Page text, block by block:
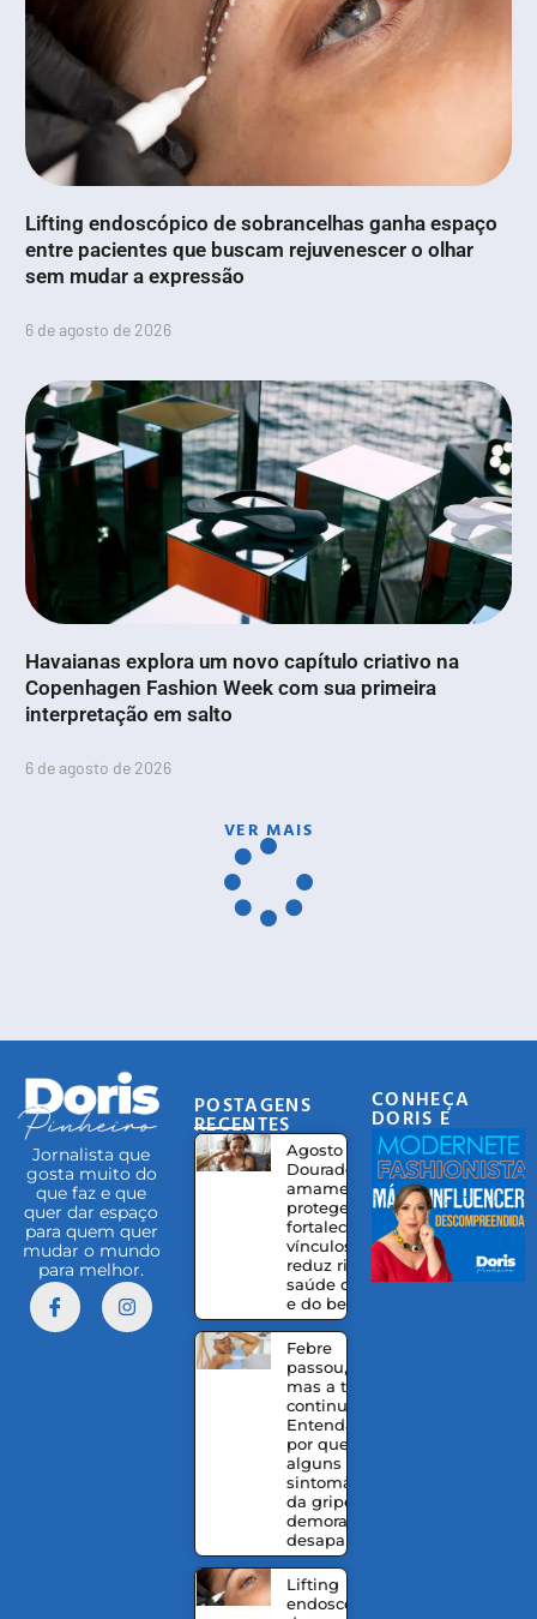
Lifting endoscópico de sobrancelhas ganha espaço
entre pacientes que buscam rejuvenescer o olhar
sem mudar a expressão
6 de agosto de 2026
Havaianas explora um novo capítulo criativo na
Copenhagen Fashion Week com sua primeira
interpretação em salto
6 de agosto de 2026
VER MAIS
Jornalista que
gosta muito do
que faz e que
quer dar espaço
para quem quer
mudar o mundo
para melhor.
POSTAGENS
RECENTES
Agosto
Dourado:
amamentação
protege,
fortalece
vínculos e
reduz riscos à
saúde da mãe
e do bebê
Febre
passou,
mas a tosse
continua?
Entenda
por que
alguns
sintomas
da gripe
demoram a
desaparecer
Lifting
endoscópico
CONHEÇA
DORIS E
EQUIPE